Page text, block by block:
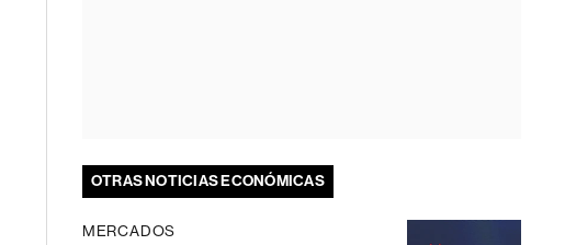
OTRAS NOTICIAS ECONÓMICAS
MERCADOS